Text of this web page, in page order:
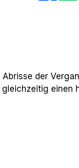
der
einen